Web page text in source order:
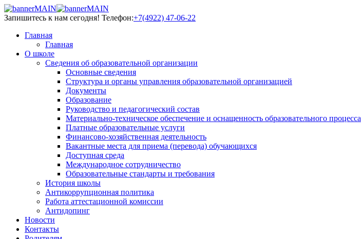
Запишитесь к нам сегодня! Телефон:+7(4922) 47-06-22
Главная
Главная
О школе
Сведения об образовательной организации
Основные сведения
Структура и органы управления образовательной организацией
Документы
Образование
Руководство и педагогический состав
Материально-техническое обеспечение и оснащенность образовательного процесса
Платные образовательные услуги
Финансово-хозяйственная деятельность
Вакантные места для приема (перевода) обучающихся
Доступная среда
Международное сотрудничество
Образовательные стандарты и требования
История школы
Антикоррупционная политика
Работа аттестационной комиссии
Антидопинг
Новости
Контакты